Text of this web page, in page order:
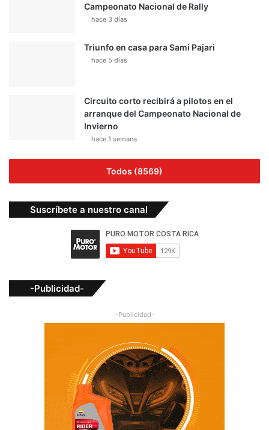
Campeonato Nacional de Rally
hace 3 días
Triunfo en casa para Sami Pajari
hace 5 días
Circuito corto recibirá a pilotos en el
arranque del Campeonato Nacional de
Invierno
hace 1 semana
Todos (8569)
Suscríbete a nuestro canal
-Publicidad-
-Publicidad-